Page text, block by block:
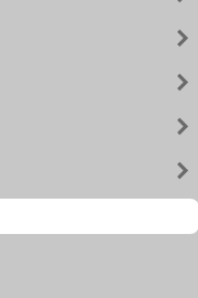
keyboard_arrow_right
keyboard_arrow_right
keyboard_arrow_right
keyboard_arrow_right